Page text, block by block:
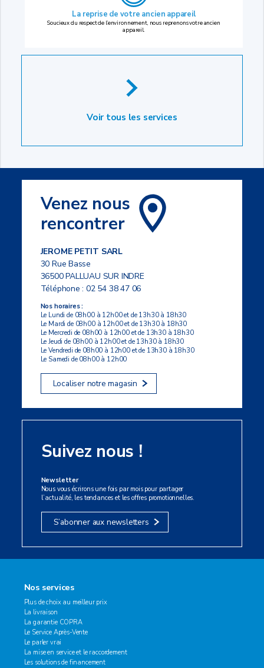
La reprise de votre ancien appareil
Soucieux du respect de l’environnement, nous reprenons votre ancien
appareil.
Voir tous les services
Venez nous
rencontrer
JEROME PETIT SARL
30 Rue Basse
36500 PALLUAU SUR INDRE
Téléphone :02 54 38 47 06
Nos horaires :
Le Lundi de 08h00 à 12h00 et de 13h30 à 18h30
Le Mardi de 08h00 à 12h00 et de 13h30 à 18h30
Le Mercredi de 08h00 à 12h00 et de 13h30 à 18h30
Le Jeudi de 08h00 à 12h00 et de 13h30 à 18h30
Le Vendredi de 08h00 à 12h00 et de 13h30 à 18h30
Le Samedi de 08h00 à 12h00
Localiser notre magasin
Suivez nous !
Newsletter
Nous vous écrirons une fois par mois pour partager
l’actualité, les tendances et les offres promotionnelles.
S’abonner aux newsletters
Nos services
Plus de choix au meilleur prix
La livraison
La garantie COPRA
Le Service Après-Vente
Le parler vrai
La mise en service et le raccordement
Les solutions de financement